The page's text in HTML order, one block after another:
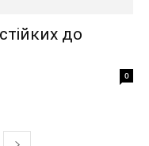
до
0